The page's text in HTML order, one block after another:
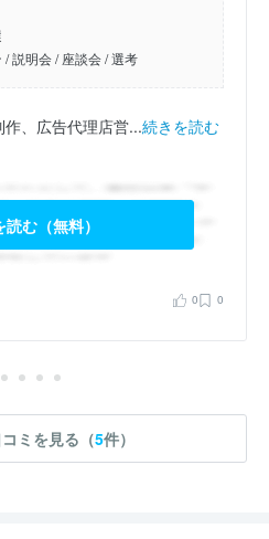
/ 説明会/ 座談会/ 選考
、広告代理店営...続きを読む
む（無料）
0 0
ミを見る（5件）